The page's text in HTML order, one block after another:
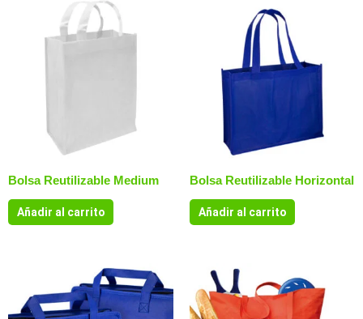
Bolsa Reutilizable Medium
Añadir al carrito
Bolsa Reutilizable Horizontal
Añadir al carrito